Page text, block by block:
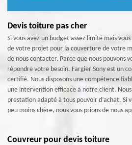
Devis toiture pas cher
Si vous avez un budget assez limité mais
de votre projet pour la couverture de votre
de nous contacter. Parce que nous pouvons
répondre votre besoin. Fargier Sony est un
certifié. Nous disposons une compétence
une intervention efficace à notre client.
prestation adapté à tous pouvoir d’achat. Si
peu moins chère, nous vous prions de nous
Couvreur pour devis toiture